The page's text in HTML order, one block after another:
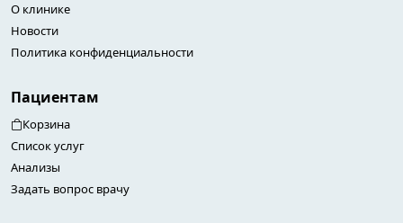
О клинике
Новости
Политика конфиденциальности
Пациентам
Корзина
Список услуг
Анализы
Задать вопрос врачу